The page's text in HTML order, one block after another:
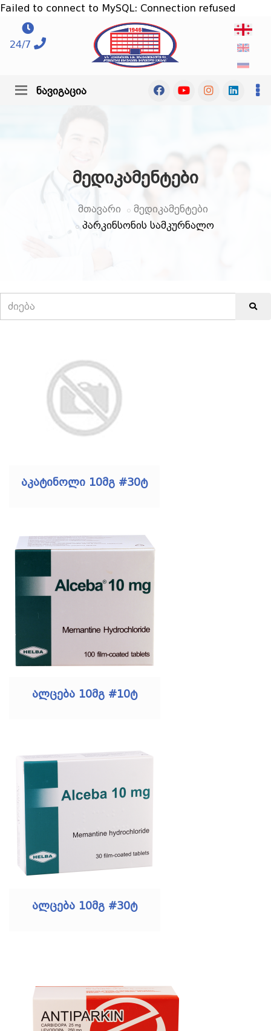
Failed to connect to MySQL: Connection refused
24/7
ნავიგაცია
მედიკამენტები
მთავარი
მედიკამენტები
პარკინსონის სამკურნალო
აკატინოლი 10მგ #30ტ
ალცება 10მგ #10ტ
ალცება 10მგ #30ტ